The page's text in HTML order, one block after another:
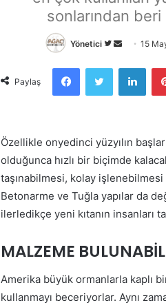
sonlarından
Yönetici
Twitter'da
edinposta
göndermek
15
Paylaş
FacebookTwitter
Özellikle onyedinci yüzyılın
olduğunca hızlı bir biçimde
taşınabilmesi, kolay
Betonarme ve Tuğla yapılar da
ilerledikçe yeni kıtanın insanları
MALZEME
Amerika büyük ormanlarla kaplı
kullanmayı beceriyorlar. Aynı